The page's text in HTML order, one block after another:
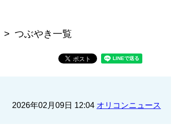
つぶやき一覧
2026年02月09日 12:04 オリコンニュース